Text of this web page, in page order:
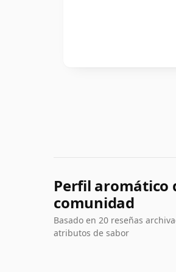
Perfil aromático
comunidad
Basado en 20 reseñas
atributos de sabor